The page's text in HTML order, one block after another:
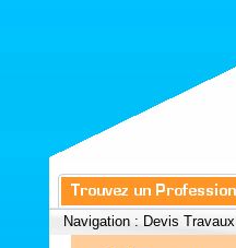
Navigation : Devis Travaux